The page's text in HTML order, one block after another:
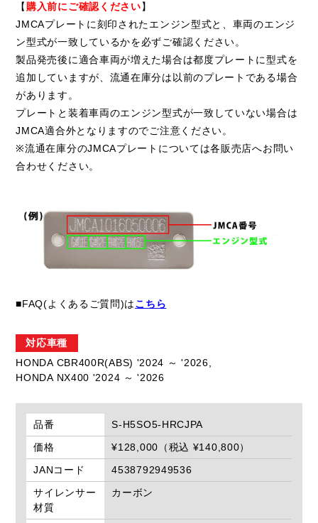
【購入前にご確認ください】
JMCAプレートに刻印されたエンジン型式と、車両のエンジ
ン型式が一致しているかを必ずご確認ください。
製品発売後に適合車両が増えた場合は都度プレートに型式を
追加していますが、流通在庫分は以前のプレートである場合
があります。
プレートと装着車両のエンジン型式が一致していない場合は
JMCA適合外となりますのでご注意ください。
※流通在庫分のJMCAプレートについては各販売店へお問い
合わせください。
■FAQ(よくあるご質問)はこちら
対応車種
HONDA CBR400R(ABS) '2024 ～ '2026,
HONDA NX400 '2024 ～ '2026
品番
S-H5SO5-HRCJPA
価格
¥128,000（税込 ¥140,800）
JANコード
4538792949536
サイレンサー
材質
カーボン